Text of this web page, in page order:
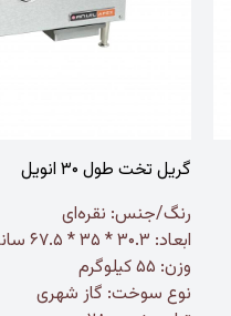
گریل تخت طول ۳۰ انویل
رنگ/جنس: نقره‌ای
ابعاد: ۳۰.۳ * ۳۵ * ۶۷.۵ سانتی متر
وزن: ۵۵ کیلوگرم
نوع سوخت: گاز شهری